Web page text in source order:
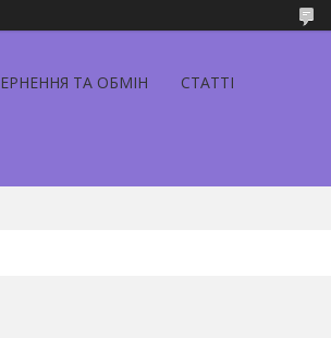
ТА ОБМІН СТАТТІ